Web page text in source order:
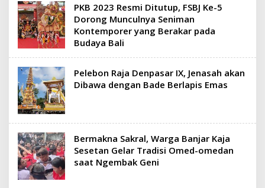
PKB 2023 Resmi Ditutup, FSBJ Ke-5
Dorong Munculnya Seniman
Kontemporer yang Berakar pada
Budaya Bali
Pelebon Raja Denpasar IX, Jenasah akan
Dibawa dengan Bade Berlapis Emas
Bermakna Sakral, Warga Banjar Kaja
Sesetan Gelar Tradisi Omed-omedan
saat Ngembak Geni